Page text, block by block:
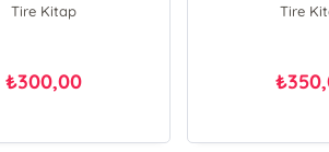
Tire Kitap
₺300,00
Tire
₺